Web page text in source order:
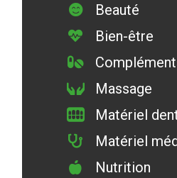
Beauté
Bien-être
Massage
Matériel
Matériel
Nutrition